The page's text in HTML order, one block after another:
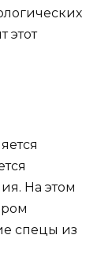
этот
На этом
спецы из